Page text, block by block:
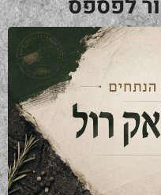
לפספס